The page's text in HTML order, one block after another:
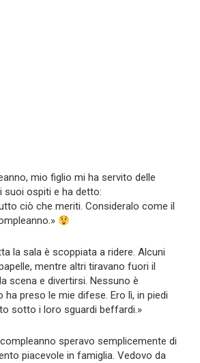
mio figlio mi ha servito delle
suoi ospiti e ha detto:
ciò che meriti. Consideralo come il
la sala è scoppiata a ridere. Alcuni
mentre altri tiravano fuori il
scena e divertirsi. Nessuno è
ha preso le mie difese. Ero lì, in piedi
sotto i loro sguardi beffardi.»
speravo semplicemente di
piacevole in famiglia. Vedovo da